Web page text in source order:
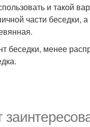
и такой
части беседки,
беседки, менее